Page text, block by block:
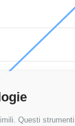
Questi